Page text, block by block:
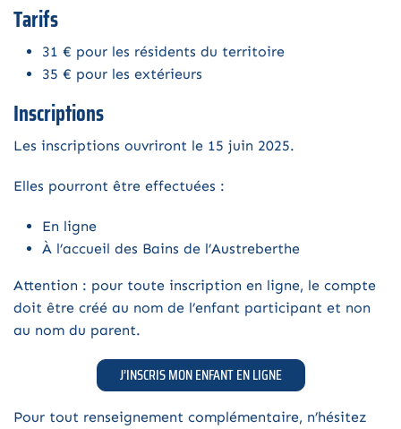
Tarifs
31 € pour les résidents du territoire
35 € pour les extérieurs
Inscriptions
Les inscriptions ouvriront le 15 juin 2025.
Elles pourront être effectuées :
En ligne
À l’accueil des Bains de l’Austreberthe
Attention : pour toute inscription en ligne, le compte
doit être créé au nom de l’enfant participant et non
au nom du parent.
J’INSCRIS MON ENFANT EN LIGNE
Pour tout renseignement complémentaire, n’hésitez